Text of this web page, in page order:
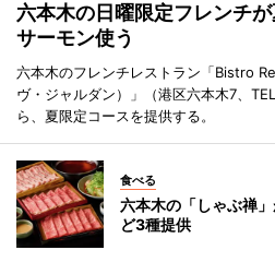
六本木の日曜限定フレンチ
サーモン使う
六本木のフレンチレストラン「Bistro
ヴ・ジャルダン）」（港区六本木7、
ら、夏限定コースを提供する。
食べる
六本木の「しゃぶ禅
ど3種提供